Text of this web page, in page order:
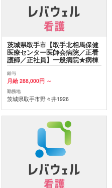
茨城県取手市【取手北相馬保健
医療センター医師会病院／正看
護師／正社員】一般病院★病棟
給与
月給 288,000円 ～
勤務地
茨城県取手市野々井1926